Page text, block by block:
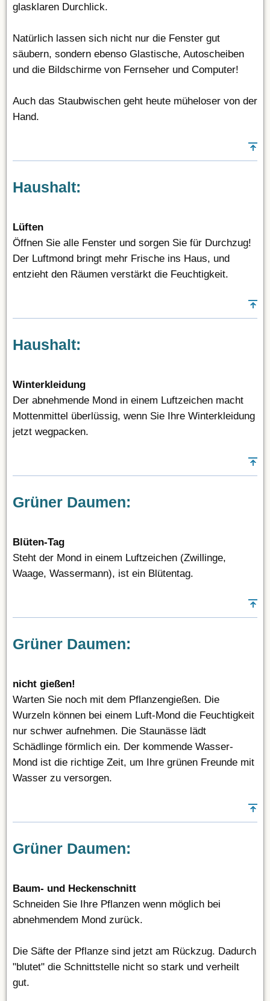
glasklaren Durchlick.
Natürlich lassen sich nicht nur die Fenster gut
säubern, sondern ebenso Glastische, Autoscheiben
und die Bildschirme von Fernseher und Computer!
Auch das Staubwischen geht heute müheloser von der
Hand.
Haushalt:
Lüften
Öffnen Sie alle Fenster und sorgen Sie für Durchzug!
Der Luftmond bringt mehr Frische ins Haus, und
entzieht den Räumen verstärkt die Feuchtigkeit.
Haushalt:
Winterkleidung
Der abnehmende Mond in einem Luftzeichen macht
Mottenmittel überlüssig, wenn Sie Ihre Winterkleidung
jetzt wegpacken.
Grüner Daumen:
Blüten-Tag
Steht der Mond in einem Luftzeichen (Zwillinge,
Waage, Wassermann), ist ein Blütentag.
Grüner Daumen:
nicht gießen!
Warten Sie noch mit dem Pflanzengießen. Die
Wurzeln können bei einem Luft-Mond die Feuchtigkeit
nur schwer aufnehmen. Die Staunässe lädt
Schädlinge förmlich ein. Der kommende Wasser-
Mond ist die richtige Zeit, um Ihre grünen Freunde mit
Wasser zu versorgen.
Grüner Daumen:
Baum- und Heckenschnitt
Schneiden Sie Ihre Pflanzen wenn möglich bei
abnehmendem Mond zurück.
Die Säfte der Pflanze sind jetzt am Rückzug. Dadurch
"blutet" die Schnittstelle nicht so stark und verheilt
gut.